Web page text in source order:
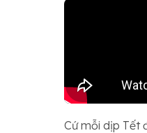
Cứ mỗi dịp Tết